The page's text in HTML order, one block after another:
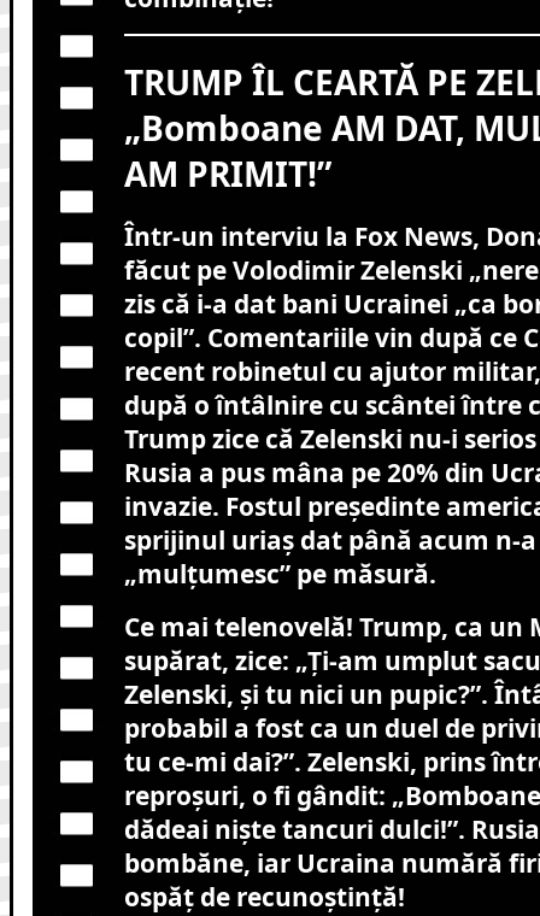
TRUMP ÎL CEARTĂ PE
„Bomboane AM DAT,
AM PRIMIT!”
Într-un interviu la Fox News,
făcut pe Volodimir Zelenski
zis că i-a dat bani Ucrainei „ca
copil”. Comentariile vin după ce
recent robinetul cu ajutor
după o întâlnire cu scântei între
Trump zice că Zelenski nu-i
Rusia a pus mâna pe 20% din
invazie. Fostul președinte
sprijinul uriaș dat până acum n-
„mulțumesc” pe măsură.
Ce mai telenovelă! Trump, ca un
supărat, zice: „Ți-am umplut
Zelenski, și tu nici un pupic?”.
probabil a fost ca un duel de
tu ce-mi dai?”. Zelenski, prins
reproșuri, o fi gândit:
dădeai niște tancuri dulci!”.
bombăne, iar Ucraina numără
ospăț de recunoștință!